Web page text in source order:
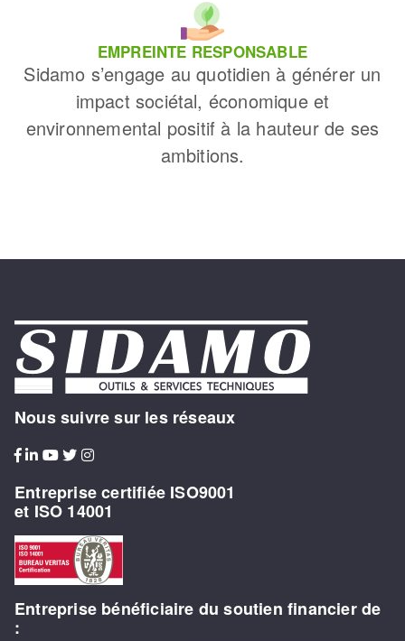
EMPREINTE RESPONSABLE
Sidamo s’engage au quotidien à générer un
impact sociétal, économique et
environnemental positif à la hauteur de ses
ambitions.
Nous suivre sur les réseaux
Entreprise certifiée ISO9001
et ISO 14001
Entreprise bénéficiaire du soutien financier de
: